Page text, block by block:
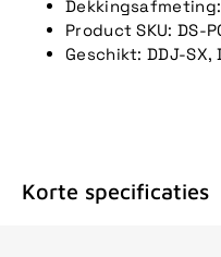
Product SKU: DS-
Geschikt: DDJ-SX,
Korte specificaties